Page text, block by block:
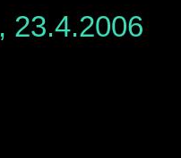
, 23.4.2006